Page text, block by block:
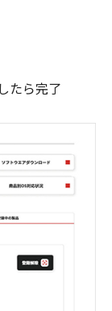
たら完了